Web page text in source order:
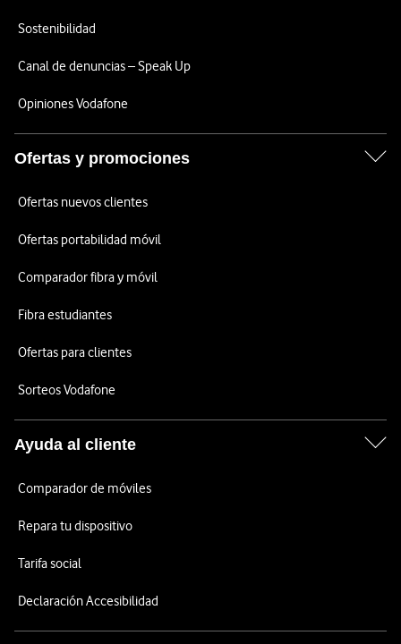
Sostenibilidad
Canal de denuncias – Speak Up
Opiniones Vodafone
Ofertas y promociones
Ofertas nuevos clientes
Ofertas portabilidad móvil
Comparador fibra y móvil
Fibra estudiantes
Ofertas para clientes
Sorteos Vodafone
Ayuda al cliente
Comparador de móviles
Repara tu dispositivo
Tarifa social
Declaración Accesibilidad